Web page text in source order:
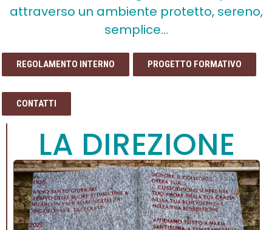
attraverso un ambiente protetto, sereno,
semplice…
REGOLAMENTO INTERNO PROGETTO FORMATIVO
CONTATTI
LA DIREZIONE